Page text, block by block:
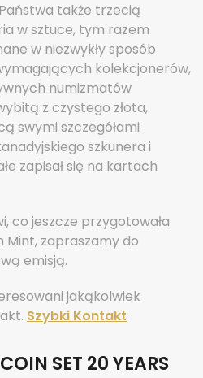
także trzecią
w sztuce, tym razem
w niezwykły sposób
kolekcjonerów,
numizmatów
z czystego złota,
swymi szczegółami
szkunera i
zapisał się na kartach
co jeszcze przygotowała
Mint, zapraszamy do
emisją.
jakąkolwiek
Szybki Kontakt
SET 20 YEARS